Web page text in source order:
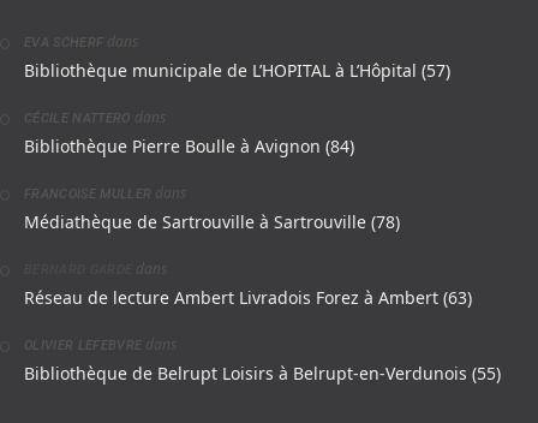
EVA SCHERF dans
Bibliothèque municipale de L’HOPITAL à L’Hôpital (57)
CÉCILE NATTERO dans
Bibliothèque Pierre Boulle à Avignon (84)
FRANCOISE MULLER dans
Médiathèque de Sartrouville à Sartrouville (78)
dans
Réseau de lecture Ambert Livradois Forez à Ambert (63)
OLIVIER LEFEBVRE dans
Bibliothèque de Belrupt Loisirs à Belrupt-en-Verdunois (55)